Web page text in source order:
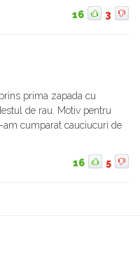
16 3
prima zapada cu
de rau. Motiv pentru
cumparat cauciucuri de
16 5